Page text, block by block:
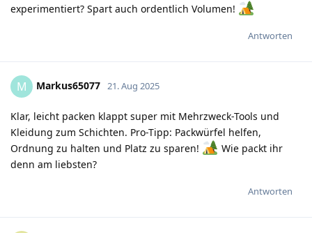
experimentiert? Spart auch ordentlich Volumen!
Antworten
M Markus65077 21. Aug 2025
Klar, leicht packen klappt super mit Mehrzweck-Tools und
Kleidung zum Schichten. Pro-Tipp: Packwürfel helfen,
Ordnung zu halten und Platz zu sparen!
Wie packt ihr
denn am liebsten?
Antworten